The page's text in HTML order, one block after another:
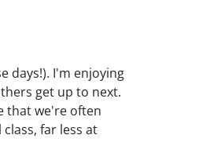
days!). I'm enjoying
get up to next.
that we're often
far less at